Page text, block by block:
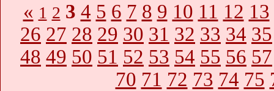
« 1 2 3 4 5 6 7 8 9 10 11 12 13
26 27 28 29 30 31 32 33 34 35
48 49 50 51 52 53 54 55 56 57
70 71 72 73 74 75